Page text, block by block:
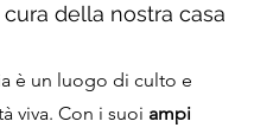
cura della nostra casa
è un luogo di culto e
viva. Con i suoi ampi